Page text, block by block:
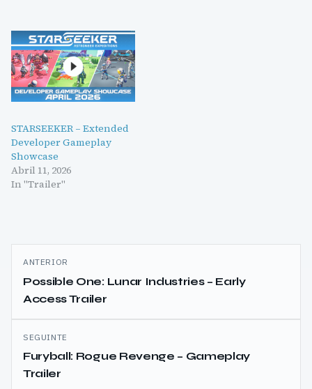
STARSEEKER – Extended
Developer Gameplay
Showcase
Abril 11, 2026
In "Trailer"
Navegação
de
artigos
ANTERIOR
Possible One: Lunar Industries – Early
Access Trailer
SEGUINTE
Furyball: Rogue Revenge – Gameplay
Trailer